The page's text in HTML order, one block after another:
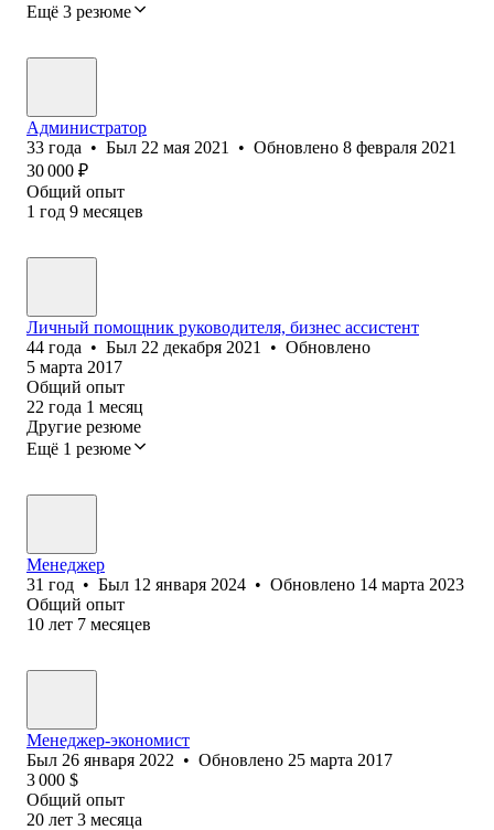
Ещё 3 резюме
Администратор
33 года • Был 22 мая 2021 • Обновлено 8 февраля 2021
30 000 ₽
Общий опыт
1 год 9 месяцев
Личный помощник руководителя, бизнес ассистент
44 года • Был 22 декабря 2021 • Обновлено
5 марта 2017
Общий опыт
22 года 1 месяц
Другие резюме
Ещё 1 резюме
Менеджер
31 год • Был 12 января 2024 • Обновлено 14 марта 2023
Общий опыт
10 лет 7 месяцев
Менеджер-экономист
Был 26 января 2022 • Обновлено 25 марта 2017
3 000 $
Общий опыт
20 лет 3 месяца